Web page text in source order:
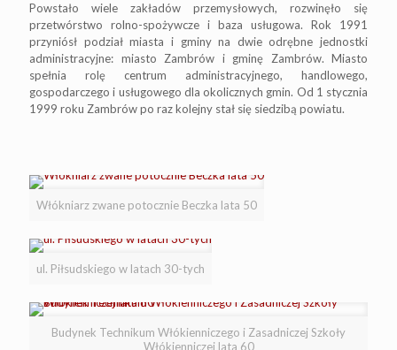
Powstało wiele zakładów przemysłowych, rozwinęło się
przetwórstwo rolno-spożywcze i baza usługowa. Rok 1991
przyniósł podział miasta i gminy na dwie odrębne jednostki
administracyjne: miasto Zambrów i gminę Zambrów. Miasto
spełnia rolę centrum administracyjnego, handlowego,
gospodarczego i usługowego dla okolicznych gmin. Od 1 stycznia
1999 roku Zambrów po raz kolejny stał się siedzibą powiatu.
Włókniarz zwane potocznie Beczka lata 50
ul. Piłsudskiego w latach 30-tych
Budynek Technikum Włókienniczego i Zasadniczej Szkoły
Włókienniczej lata 60